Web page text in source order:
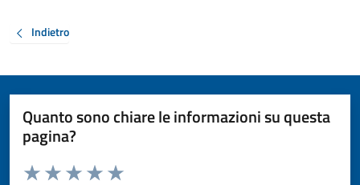
Indietro
Quanto sono chiare le informazioni su questa
pagina?
Valuta da 1 a 5 stelle la pagina